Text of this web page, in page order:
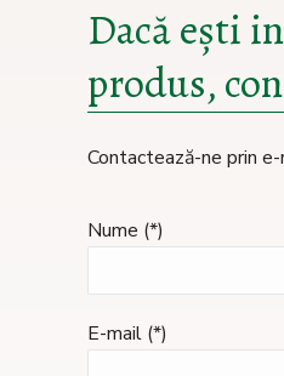
Dacă ești
produs,
Contactează-ne prin
Nume (*)
E-mail (*)